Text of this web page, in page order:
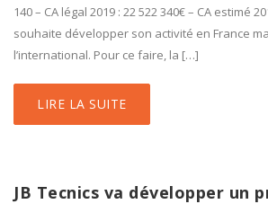
140 – CA légal 2019 : 22 522 340€ – CA estimé
souhaite développer son activité en France
l’international. Pour ce faire, la […]
LIRE LA SUITE
JB Tecnics va développer un